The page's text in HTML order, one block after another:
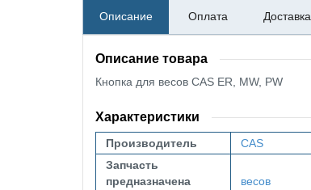
Описание Оплата Доставка
Описание товара
Кнопка для весов CAS ER, MW, PW
Характеристики
Производитель
CAS
Запчасть
предназначена
весов